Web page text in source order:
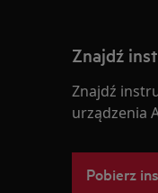
Znajdź
Znajdź
urządzenia
Pobierz